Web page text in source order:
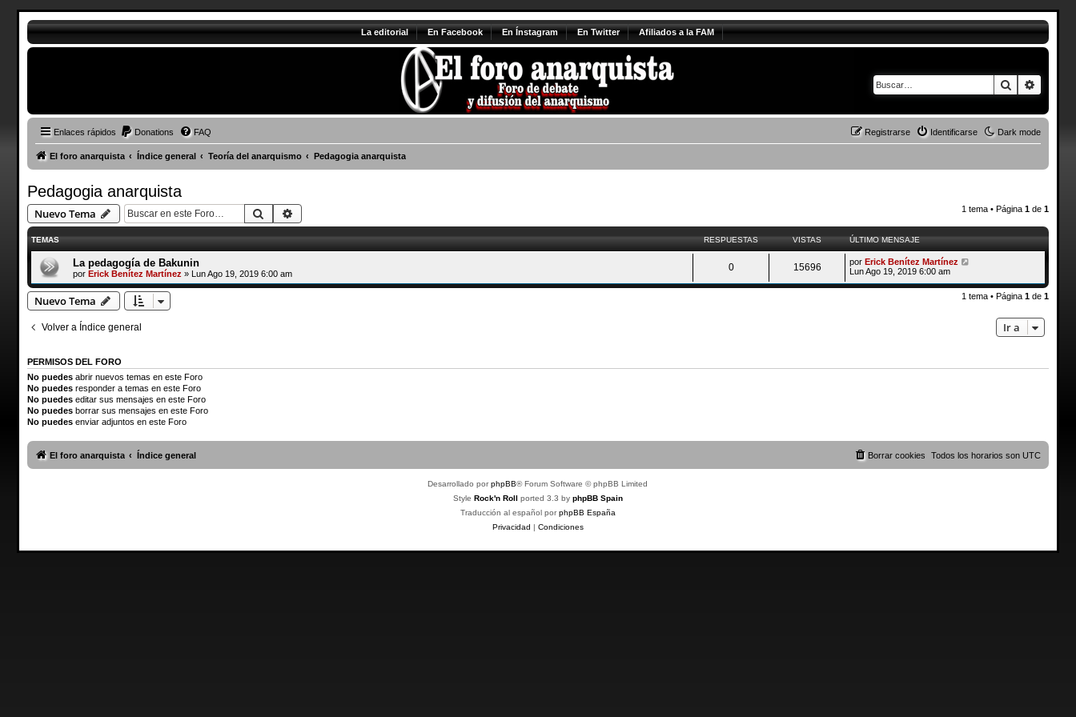
La editorial En Facebook En Ínstagram En Twitter Afiliados a la FAM
Buscar
Enlaces rápidos Dark mode
Donations FAQ Identificarse
Registrarse
El foro anarquista Índice general Teoría del anarquismo Pedagogia anarquista
Pedagogia anarquista
Nuevo Tema Buscar 1 tema • Página1 de1
TEMAS RESPUESTAS VISTAS ÚLTIMO MENSAJE
La pedagogía de Bakunin
por Erick Benítez Martínez » Lun Ago 19, 2019 6:00 am
0 15696 porErick Benítez Martínez
Lun Ago 19, 2019 6:00 am
Nuevo Tema 1 tema • Página1 de1
Volver a Índice general Ir a
PERMISOS DEL FORO
No puedesabrir nuevos temas en este Foro
No puedesresponder a temas en este Foro
No puedeseditar sus mensajes en este Foro
No puedesborrar sus mensajes en este Foro
No puedesenviar adjuntos en este Foro
El foro anarquista Índice general Todos los horarios sonUTC
Borrar cookies
Desarrollado porphpBB® Forum Software © phpBB Limited
Style Rock'n Roll ported 3.3 by phpBB Spain
Traducción al español porphpBB España
Privacidad | Condiciones